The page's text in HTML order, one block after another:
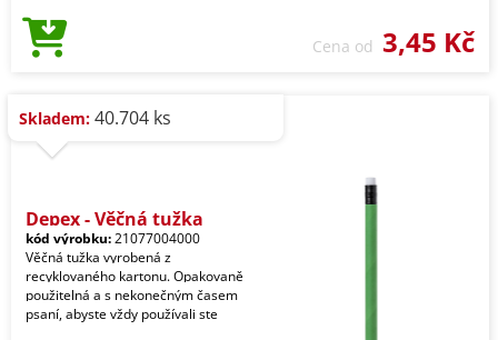
Cena od 3,45 Kč
Skladem: 40.704 ks
Depex - Věčná tužka
kód výrobku:21077004000
Věčná tužka vyrobená z
recyklovaného kartonu. Opakovaně
použitelná a s nekonečným časem
psaní, abyste vždy používali ste